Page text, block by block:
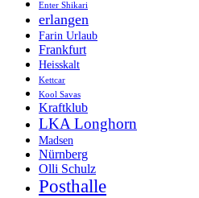
Enter Shikari
erlangen
Farin Urlaub
Frankfurt
Heisskalt
Kettcar
Kool Savas
Kraftklub
LKA Longhorn
Madsen
Nürnberg
Olli Schulz
Posthalle